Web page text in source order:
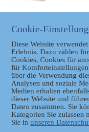
BAYERISCHER LANDTAG
Datenschutz
Cookie-
Diese Website
Erlebnis. Dazu zählen
Cookies, Cookies für
für
über die Verwendung
Analysen und soziale
Medien erhalten
dieser Website und
Daten zusammen. Sie
Kategorien Sie zulassen
Sie in unseren